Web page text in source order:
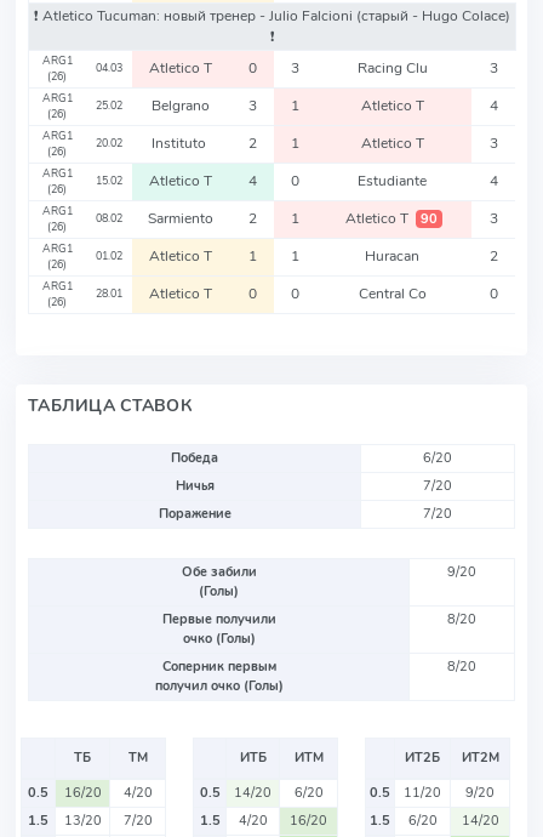
❗️ Atletico Tucuman: новый тренер - Julio Falcioni (старый - Hugo Colace)
❗️
ARG1
(26)
04.03 Atletico T 0 3 Racing Clu 3
ARG1
(26)
25.02 Belgrano 3 1 Atletico T 4
ARG1
(26)
20.02 Instituto 2 1 Atletico T 3
ARG1
(26)
15.02 Atletico T 4 0 Estudiante 4
ARG1
(26)
08.02 Sarmiento 2 1 Atletico T 90 3
ARG1
(26)
01.02 Atletico T 1 1 Huracan 2
ARG1
(26)
28.01 Atletico T 0 0 Central Co 0
ТАБЛИЦА СТАВОК
Победа
6/20
Ничья
7/20
Поражение
7/20
Обе забили
(Голы)
9/20
Первые получили
очко (Голы)
8/20
Соперник первым
получил очко (Голы)
8/20
ТБ
ТМ
0.5
16/20
4/20
1.5
13/20
7/20
ИТБ
ИТМ
0.5
14/20
6/20
1.5
4/20
16/20
ИТ2Б
ИТ2М
0.5
11/20
9/20
1.5
6/20
14/20